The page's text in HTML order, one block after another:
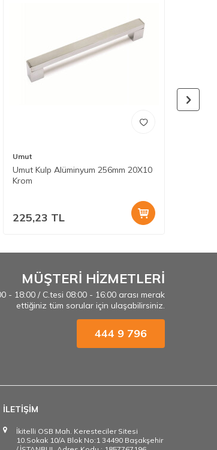
Umut
Umut Kulp Alüminyum 256mm 20X10
Krom
225,23 TL
MÜŞTERİ HİZMETLERİ
- 18:00 / C.tesi 08:00 - 16:00 arası merak
ettiğiniz tüm sorular için ulaşabilirsiniz.
444 9 796
İLETİŞİM
İkitelli OSB Mah. Keresteciler Sitesi
10.Sokak 10/A Blok No:1 34490 Başakşehir